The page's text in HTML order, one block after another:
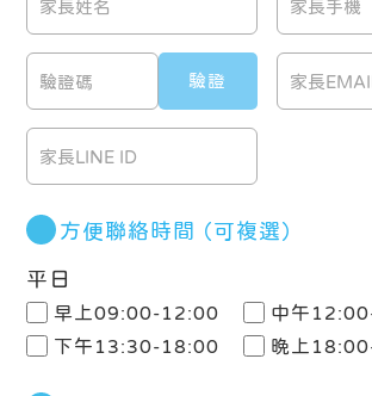
方便聯絡時間 （可複選）
平日
早上09:00-12:00
中午
下午13:30-18:00
晚上